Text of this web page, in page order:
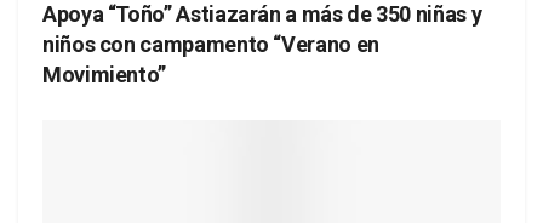
Apoya “Toño” Astiazarán a más de 350 niñas y
niños con campamento “Verano en
Movimiento”